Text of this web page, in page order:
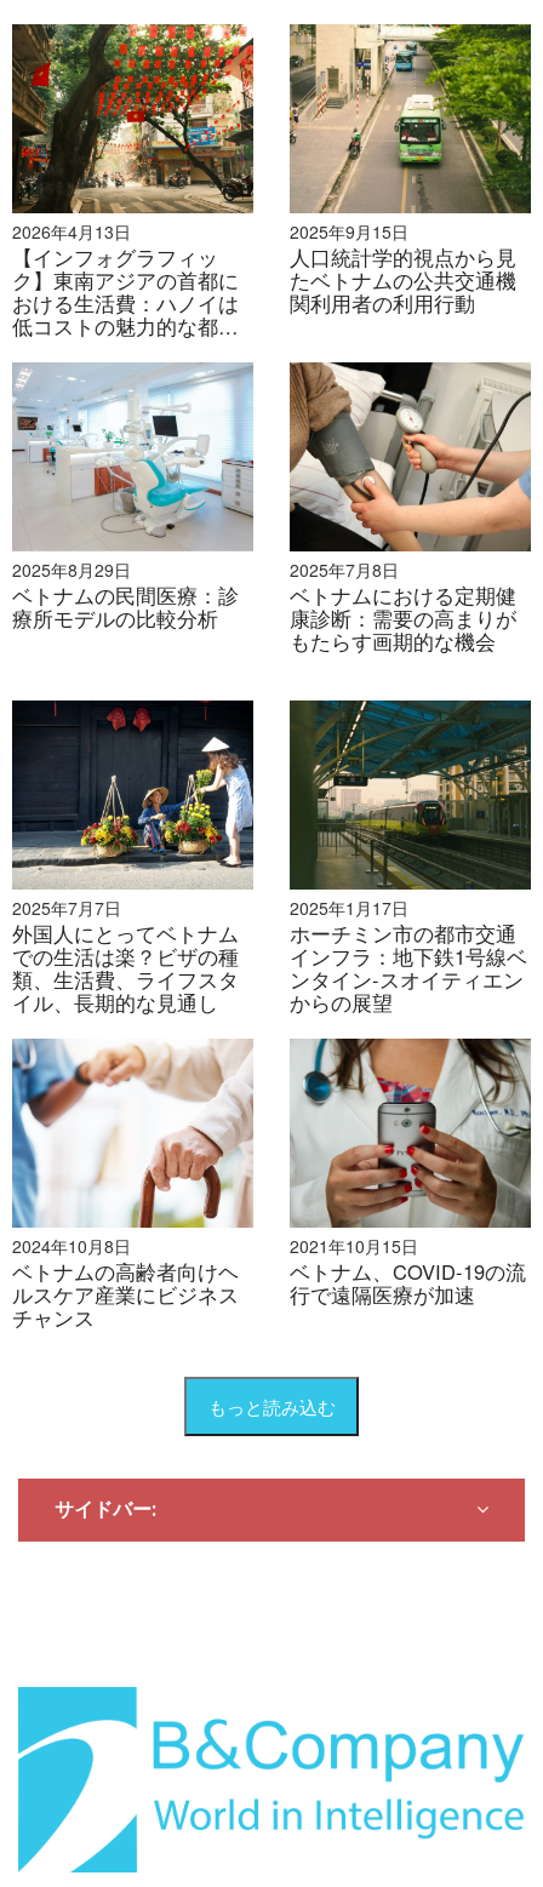
ービ
スの
広告
でも、店頭でのプロモーション/製品デモン
ストレーションが最も好まれる選択肢で
す。
4
広告
チャ
ネル
評価
•「テレビ」は信頼できると考えられてお
り、役立つ広告チャネルを運んでいます。
「インターネット」は最も楽しく、娯楽的
で、喜ばしいチャネルですが、「SMSメッ
セージ」は最も邪魔なチャネルです。
ベトナム生活習慣調査レポート2016の内部レポートは
以下から入手可能です。こちらをご覧ください
2026年4月13日
【インフォグラフィッ
ク】東南アジアの首都に
おける生活費：ハノイは
低コストの魅力的な都市
2025年9月15日
人口統計学的視点から見
たベトナムの公共交通機
関利用者の利用行動
2025年8月29日
ベトナムの民間医療：診
療所モデルの比較分析
2025年7月8日
ベトナムにおける定期健
康診断：需要の高まりが
もたらす画期的な機会
2025年7月7日
外国人にとってベトナム
での生活は楽？ビザの種
類、生活費、ライフスタ
イル、長期的な見通し
2025年1月17日
ホーチミン市の都市交通
インフラ：地下鉄1号線ベ
ンタイン-スオイティエン
からの展望
2024年10月8日
ベトナムの高齢者向けヘ
ルスケア産業にビジネス
チャンス
2021年10月15日
ベトナム、COVID-19の流
行で遠隔医療が加速
もっと読み込む
サイドバー: